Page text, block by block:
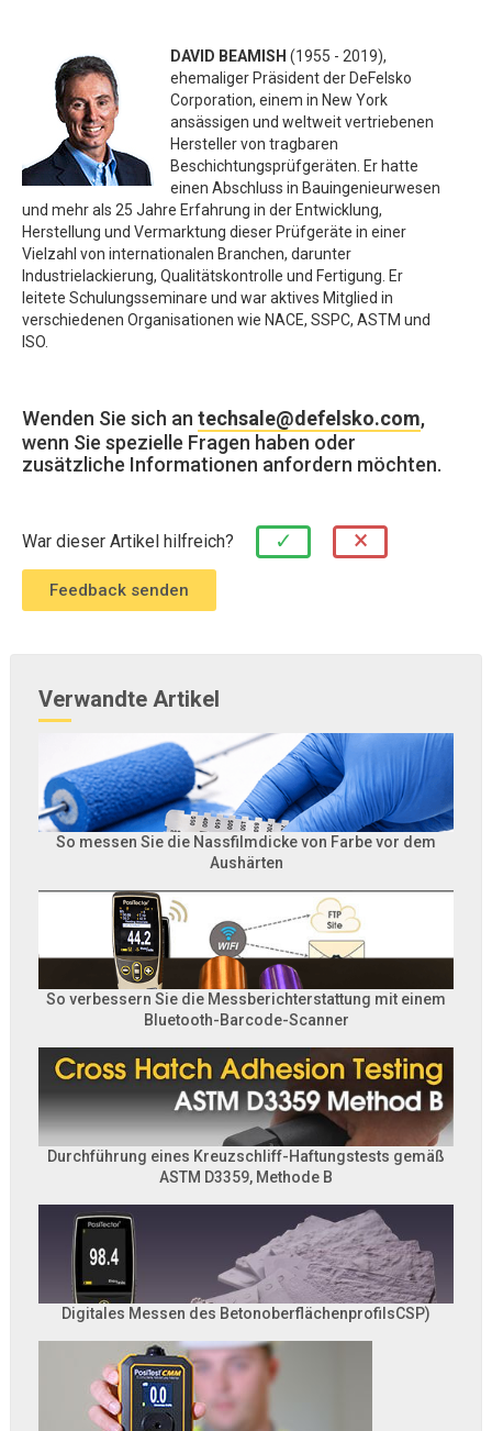
DAVID BEAMISH (1955 - 2019),
ehemaliger Präsident der DeFelsko
Corporation, einem in New York
ansässigen und weltweit vertriebenen
Hersteller von tragbaren
Beschichtungsprüfgeräten. Er hatte
einen Abschluss in Bauingenieurwesen
und mehr als 25 Jahre Erfahrung in der Entwicklung,
Herstellung und Vermarktung dieser Prüfgeräte in einer
Vielzahl von internationalen Branchen, darunter
Industrielackierung, Qualitätskontrolle und Fertigung. Er
leitete Schulungsseminare und war aktives Mitglied in
verschiedenen Organisationen wie NACE, SSPC, ASTM und
ISO.
Wenden Sie sich an techsale@defelsko.com,
wenn Sie spezielle Fragen haben oder
zusätzliche Informationen anfordern möchten.
War dieser Artikel hilfreich? ✓ ×
Verwandte Artikel
So messen Sie die Nassfilmdicke von Farbe vor dem
Aushärten
So verbessern Sie die Messberichterstattung mit einem
Bluetooth-Barcode-Scanner
Durchführung eines Kreuzschliff-Haftungstests gemäß
ASTM D3359, Methode B
Digitales Messen des BetonoberflächenprofilsCSP)